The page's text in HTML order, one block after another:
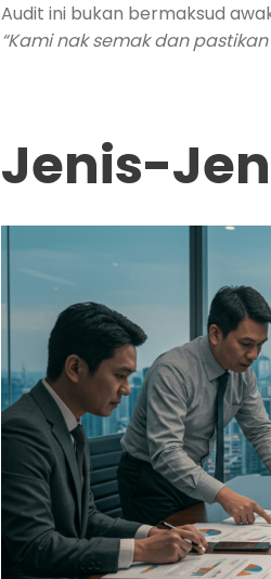
Audit ini bukan bermaksud
“Kami nak semak dan
Jenis-